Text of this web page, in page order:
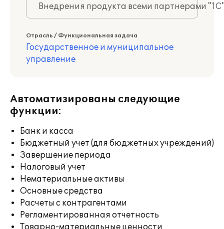
Внедрения продукта всеми партнерами
Отрасль / Функциональная задача
Государственное и муниципальное
управление
Автоматизированы следующие
функции:
Банк и касса
Бюджетный учет (для бюджетных учреждений)
Завершение периода
Налоговый учет
Нематериальные активы
Основные средства
Расчеты с контрагентами
Регламентированная отчетность
Товарно-материальные ценности